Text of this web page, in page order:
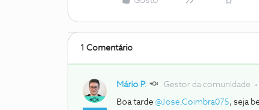
1 Comentário
Mário P. Gestor da comunidade
Boa tarde @Jose.Coimbra075, seja